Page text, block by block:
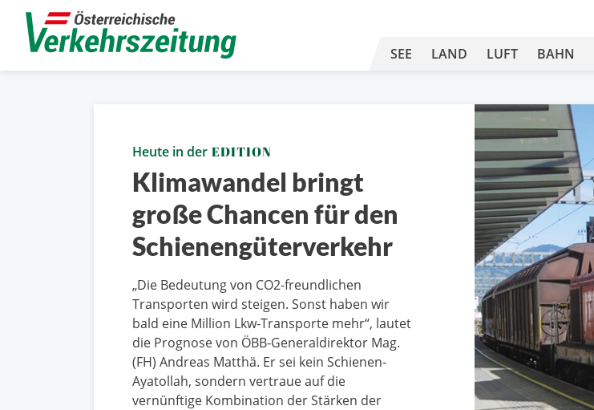
SEE LAND LUFT BAHN
Heute in der EDITION
Klimawandel bringt
große Chancen für den
Schienengüterverkehr
„Die Bedeutung von CO2-freundlichen
Transporten wird steigen. Sonst haben wir
bald eine Million Lkw-Transporte mehr“, lautet
die Prognose von ÖBB-Generaldirektor Mag.
(FH) Andreas Matthä. Er sei kein Schienen-
Ayatollah, sondern vertraue auf die
vernünftige Kombination der Stärken der